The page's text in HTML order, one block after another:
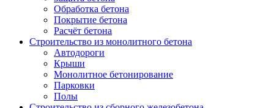
Обработка бетона
Покрытие бетона
Расчёт бетона
Строительство из монолитного бетона
Автодороги
Крыши
Монолитное бетонирование
Парковки
Полы